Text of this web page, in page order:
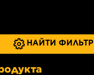
НАЙТИ ФИЛЬТР